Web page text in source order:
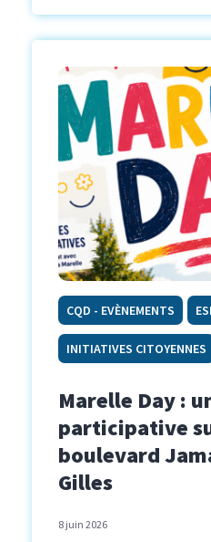
CQD - EVÈNEMENTS
INITIATIVES CITOYENNES
Marelle Day :
participative
boulevard
Gilles
8 juin 2026